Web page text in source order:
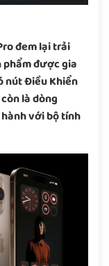
đem lại trải
được gia
nút Điều Khiển
là dòng
với bộ tính